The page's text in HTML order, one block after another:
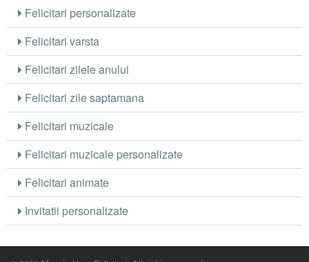
Felicitari personalizate
Felicitari varsta
Felicitari zilele anului
Felicitari zile saptamana
Felicitari muzicale
Felicitari muzicale personalizate
Felicitari animate
Invitatii personalizate